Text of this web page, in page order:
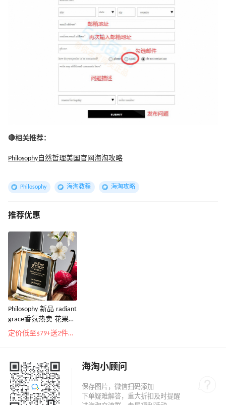
🔴相关推荐：
Philosophy自然哲理美国官网海淘攻略
Philosophy 海淘教程 海淘攻略
推荐优惠
Philosophy 新品 radiant
grace香氛热卖 花果香
调
定价低至$79+送2件自选礼
海淘小顾问